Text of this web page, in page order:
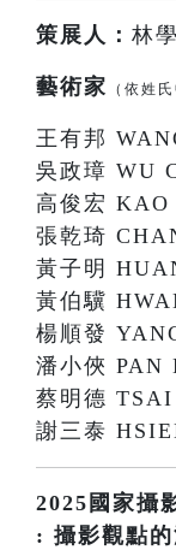
策展人： 林
藝術家 （依姓
王有邦
吳政璋 WU
高俊宏 KAO
張乾琦
黃子明
黃伯驥
楊順發
潘小俠 PAN
蔡明德
謝三泰
2025國家攝
: 攝影觀點